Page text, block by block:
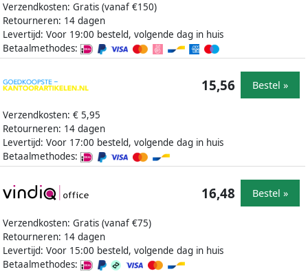
Verzendkosten: Gratis (vanaf €150)
Retourneren: 14 dagen
Levertijd: Voor 19:00 besteld, volgende dag in huis
Betaalmethodes:
Verzendkosten: € 5,95
Retourneren: 14 dagen
Levertijd: Voor 17:00 besteld, volgende dag in huis
Betaalmethodes:
15,56 Bestel »
Verzendkosten: Gratis (vanaf €75)
Retourneren: 14 dagen
Levertijd: Voor 15:00 besteld, volgende dag in huis
Betaalmethodes:
16,48 Bestel »